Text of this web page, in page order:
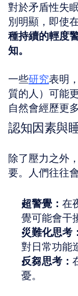
對於矛盾性失
別明顯，即使
種持續的輕度
知。
一些研究表明
質的人）可能
自然會經歷更
認知因素與
除了壓力之外
要。人們往往
超警覺： 在
覺可能會干
災難化思考：
對日常功能
反芻思考：
憂。